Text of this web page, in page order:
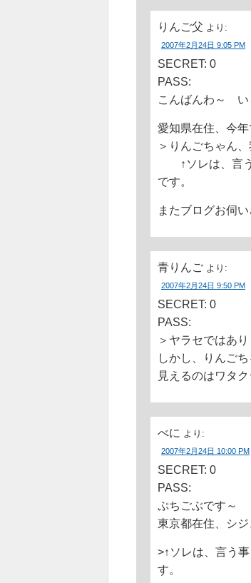
りんご父 より:
2007年2月24日 9:05 PM
SECRET: 0
PASS:
こんばんわ～ い
愛知県在住、今年
＞りんごちゃん
↑ソレは、言う
です。
またブログお伺
青りんご より:
2007年2月24日 9:50 PM
SECRET: 0
PASS:
＞ヤラセではあ
しかし、りんご
見えるのはワタ
べに より:
2007年2月24日 10:00 PM
SECRET: 0
PASS:
ぷちごぶです～
東京都在住、シ
>↑ソレは、言う
す。